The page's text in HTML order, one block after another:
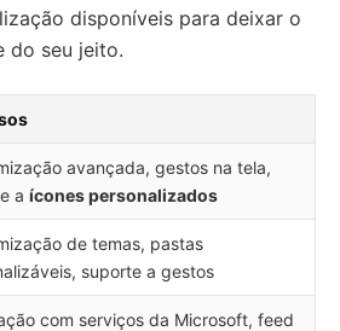
disponíveis para deixar o
do seu jeito.
avançada, gestos na tela,
a ícones personalizados
de temas, pastas
suporte a gestos
com serviços da Microsoft, feed